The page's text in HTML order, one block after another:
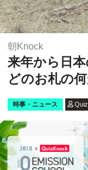
朝Knock
来年から日
どのお札の
時事・ニュース